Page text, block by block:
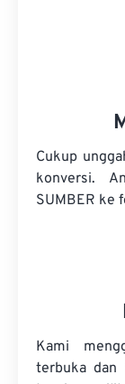
Cukup
konversi.
SUMBER ke
Kami
terbuka dan